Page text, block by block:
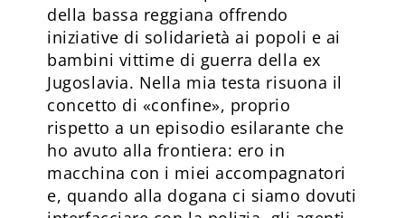
della bassa reggiana offrendo
iniziative di solidarietà ai popoli e ai
bambini vittime di guerra della ex
Jugoslavia. Nella mia testa risuona il
concetto di «confine», proprio
rispetto a un episodio esilarante che
ho avuto alla frontiera: ero in
macchina con i miei accompagnatori
e, quando alla dogana ci siamo dovuti